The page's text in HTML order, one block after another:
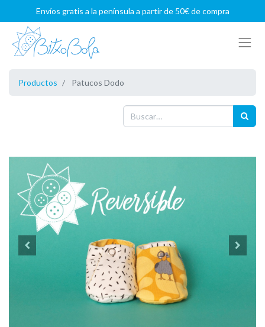
Envíos gratis a la península a partir de 50€ de compra
Productos Patucos Dodo